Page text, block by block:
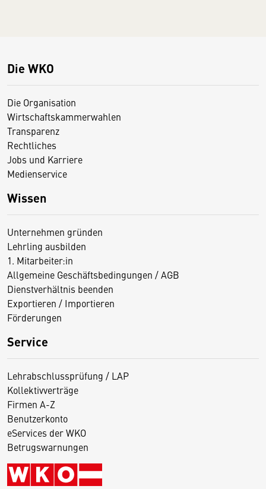
Die WKO
Die Organisation
Wirtschaftskammerwahlen
Transparenz
Rechtliches
Jobs und Karriere
Medienservice
Wissen
Unternehmen gründen
Lehrling ausbilden
1. Mitarbeiter:in
Allgemeine Geschäftsbedingungen / AGB
Dienstverhältnis beenden
Exportieren / Importieren
Förderungen
Service
Lehrabschlussprüfung / LAP
Kollektivverträge
Firmen A-Z
Benutzerkonto
eServices der WKO
Betrugswarnungen